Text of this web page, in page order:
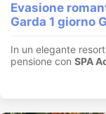
Evasione
Garda 1 giorno
In un elegante
pensione con SPA